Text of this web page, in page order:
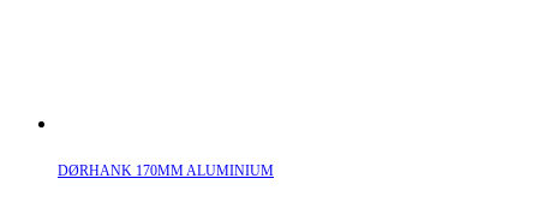
DØRHANK 170MM ALUMINIUM